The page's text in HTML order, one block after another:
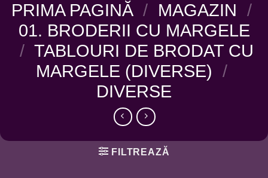
PRIMA PAGINĂ / MAGAZIN /
01. BRODERII CU MARGELE
/ TABLOURI DE BRODAT CU
MARGELE (DIVERSE) /
DIVERSE
FILTREAZĂ